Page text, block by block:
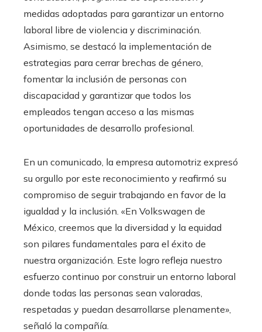
medidas adoptadas para garantizar un entorno
laboral libre de violencia y discriminación.
Asimismo, se destacó la implementación de
estrategias para cerrar brechas de género,
fomentar la inclusión de personas con
discapacidad y garantizar que todos los
empleados tengan acceso a las mismas
oportunidades de desarrollo profesional.
En un comunicado, la empresa automotriz expresó
su orgullo por este reconocimiento y reafirmó su
compromiso de seguir trabajando en favor de la
igualdad y la inclusión. «En Volkswagen de
México, creemos que la diversidad y la equidad
son pilares fundamentales para el éxito de
nuestra organización. Este logro refleja nuestro
esfuerzo continuo por construir un entorno laboral
donde todas las personas sean valoradas,
respetadas y puedan desarrollarse plenamente»,
señaló la compañía.